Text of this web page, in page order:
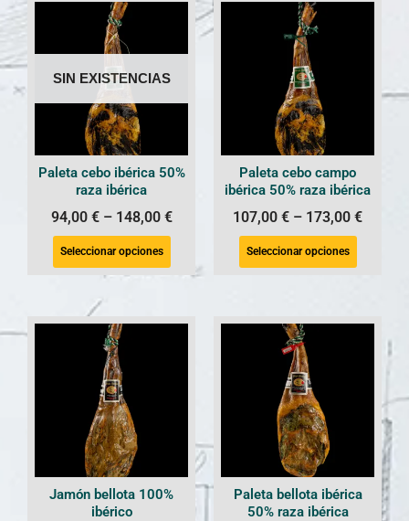
SIN EXISTENCIAS
Paleta cebo ibérica 50%
raza ibérica
94,00 €– 148,00 €
Seleccionar opciones
Paleta cebo campo
ibérica 50% raza ibérica
107,00 € – 173,00 €
Seleccionar opciones
Jamón bellota 100%
ibérico
Paleta bellota ibérica
50% raza ibérica